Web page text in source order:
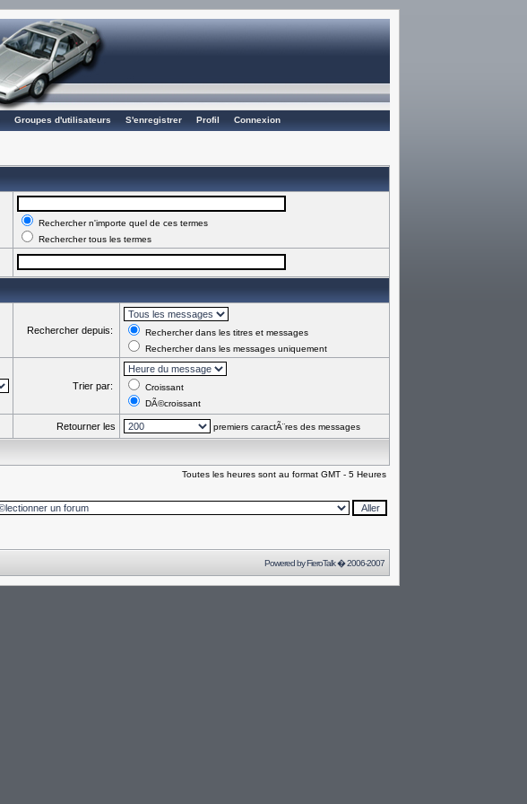
Groupes d'utilisateurs S'enregistrer Profil Connexion
Rechercher n'importe quel de ces termes
Rechercher tous les termes
Rechercher depuis:
Rechercher dans les titres et messages
Rechercher dans les messages uniquement
Trier par:
Croissant
DÃ©croissant
Retourner les premiers caractÃ¨res des messages
Toutes les heures sont au format GMT - 5 Heures
Powered byFieroTalk� 2006-2007